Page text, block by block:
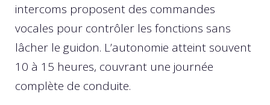
intercoms proposent des commandes
vocales pour contrôler les fonctions sans
lâcher le guidon. L’autonomie atteint souvent
10 à 15 heures, couvrant une journée
complète de conduite.